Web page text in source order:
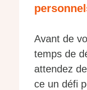
Avant de
temps de
attendez
ce un défi